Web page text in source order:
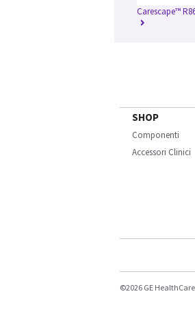
Carescape™
SHOP
Componenti
Accessori Clinici
©2026 GE HealthCare